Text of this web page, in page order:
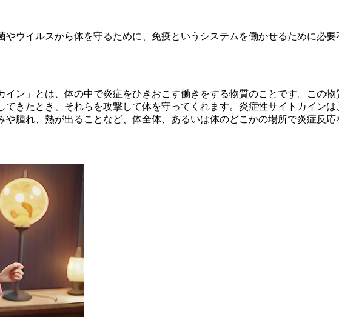
ウイルスから体を守るために、免疫というシステムを働かせるために必
イン」とは、体の中で炎症をひきおこす働きをする物質のことです。この
きたとき、それらを攻撃して体を守ってくれます。炎症性サイトカイン
腫れ、熱が出ることなど、体全体、あるいは体のどこかの場所で炎症反応